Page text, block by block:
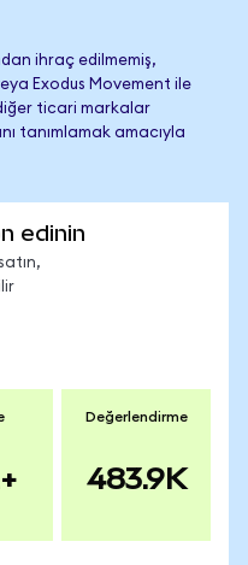
ihraç edilmemiş,
Exodus Movement ile
ticari markalar
tanımlamak amacıyla
edinin
Değerlendirme
483.9K